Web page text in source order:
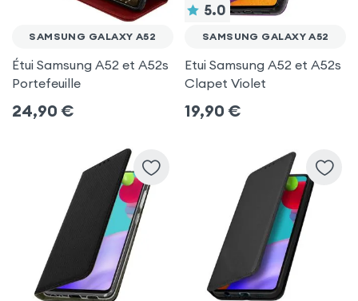
SAMSUNG GALAXY A52
Étui Samsung A52 et A52s
Portefeuille
24,90 €
5.0
SAMSUNG GALAXY A52
Etui Samsung A52 et A52s
Clapet Violet
19,90 €